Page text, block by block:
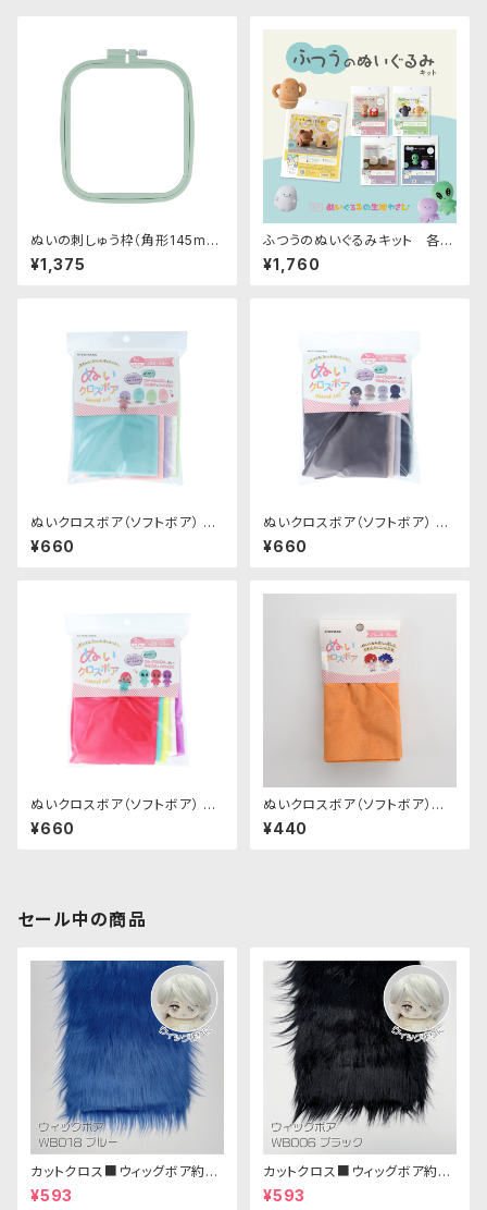
ぬいの刺しゅう枠（角形145mm
×165mm）｜清原株式会社
¥1,375
ふつうのぬいぐるみキット 各種
｜清原株式会社
¥1,760
ぬいクロスボア（ソフトボア） ア
ソートセット（パステルカラー）｜
清原株式会社
¥660
ぬいクロスボア（ソフトボア） ア
ソートセット（ニュアンスカラー）
｜清原株式会社
¥660
ぬいクロスボア（ソフトボア） ア
ソートセット（ビビッドカラー）｜
清原株式会社
¥660
ぬいクロスボア（ソフトボア）カッ
トクロス（アプリコット）｜清原株
式会社
¥440
セール中の商品
カットクロス■ウィッグボア約8c
m(ブルー)WB018 ボア生地 25
cm × 45cm
¥593
カットクロス■ウィッグボア約8c
m(ブラック)WB006ボア生地 2
5cm × 45cm
¥593